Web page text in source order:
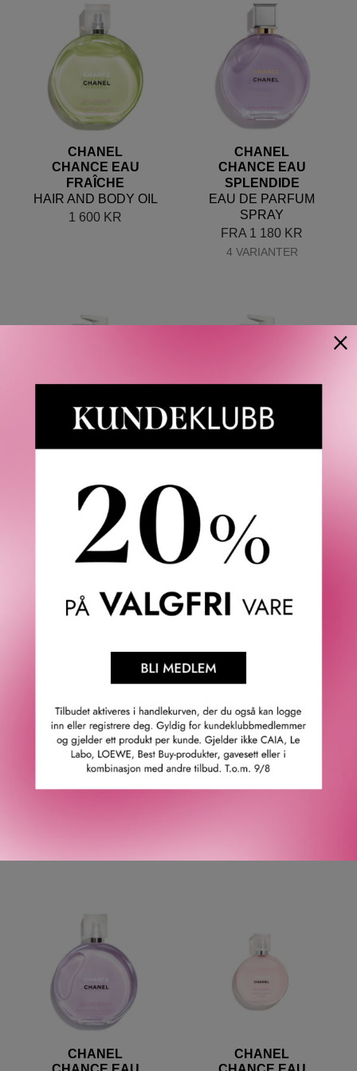
CHANEL
CHANCE EAU
FRAÎCHE
HAIR AND BODY OIL
1 600 KR
CHANEL
CHANCE EAU
SPLENDIDE
EAU DE PARFUM
SPRAY
FRA 1 180 KR
4 VARIANTER
TENDRE
HAND AND BODY
LIQUID SOAP
1 220
KR
MOISTURIZING LOTION
1 290
CHANEL
CHANCE EAU
SPLENDIDE
CHANEL
CHANCE EAU
SPLENDIDE
CHANEL
CHANEL
×